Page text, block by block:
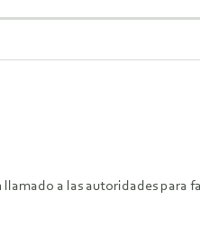
llamado a las autoridades para